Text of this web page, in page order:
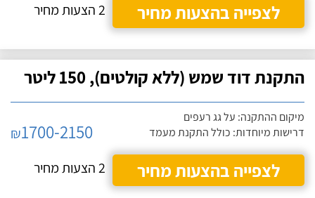
לצפייה בהצעות מחיר
2 הצעות מחיר
התקנת דוד שמש (ללא קולטים), 150 ליטר
מיקום ההתקנה: על גג רעפים
דרישות מיוחדות: כולל התקנת מעמד
₪1700-2150
לצפייה בהצעות מחיר
2 הצעות מחיר